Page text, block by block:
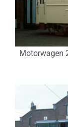
Motorwagen